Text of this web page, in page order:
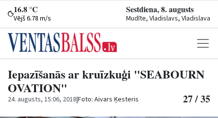
16.8 °C
Vējš 6.78 m/s
Sestdiena, 8. augusts
Mudīte, Vladislavs, Vladislava
Iepazīšanās ar kruīzkuģi "SEABOURN
OVATION"
24. augusts, 15:06, 2018|Foto: Aivars Ķesteris 27 / 35